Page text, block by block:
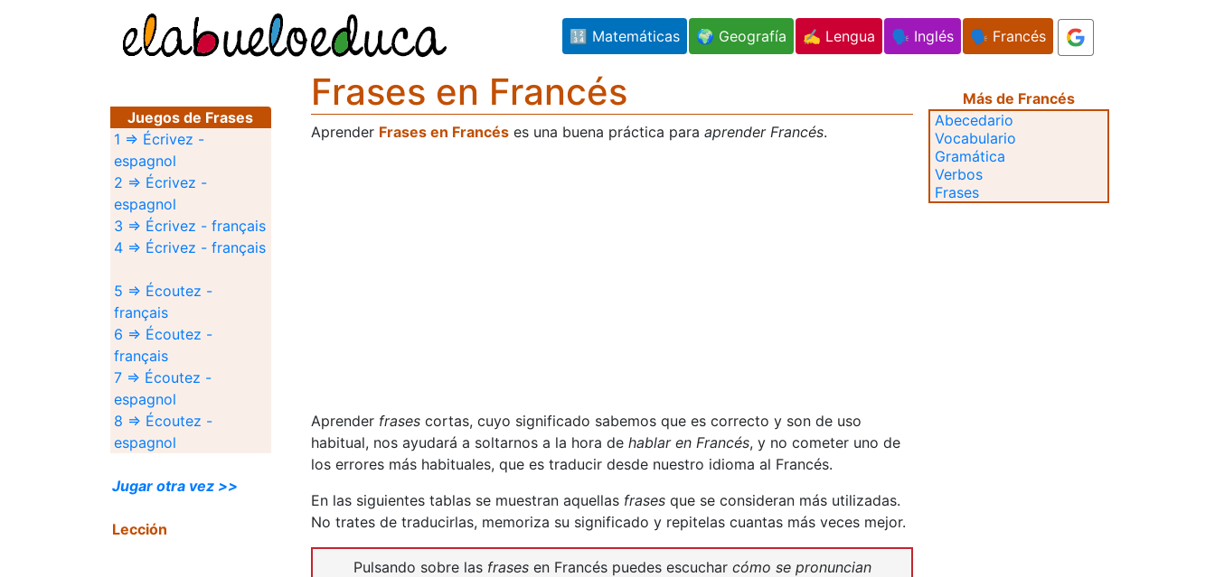
🔢 Matemáticas 🌍 Geografía ✍️ Lengua 🗣️ Inglés 🗣️ Francés
Frases en Francés
Aprender Frases en Francés es una buena práctica para aprender Francés.
Aprender frases cortas, cuyo significado sabemos que es correcto y son de uso
habitual, nos ayudará a soltarnos a la hora de hablar en Francés, y no cometer uno de
los errores más habituales, que es traducir desde nuestro idioma al Francés.
En las siguientes tablas se muestran aquellas frases que se consideran más utilizadas.
No trates de traducirlas, memoriza su significado y repitelas cuantas más veces mejor.
Pulsando sobre las frasesen Francés puedes escuchar cómo se pronuncian
Juegos de Frases
1 ⇒ Écrivez -
espagnol
2 ⇒ Écrivez -
espagnol
3 ⇒ Écrivez - français
4 ⇒ Écrivez - français
5 ⇒ Écoutez -
français
6 ⇒ Écoutez -
français
7 ⇒ Écoutez -
espagnol
8 ⇒ Écoutez -
espagnol
Jugar otra vez >>
Lección
Más de Francés
Abecedario
Vocabulario
Gramática
Verbos
Frases